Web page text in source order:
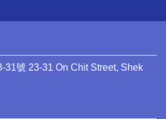
31號 23-31 On Chit Street, Shek